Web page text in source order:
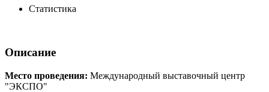
Статистика
Описание
Место проведения: Международный выставочный центр
"ЭКСПО"